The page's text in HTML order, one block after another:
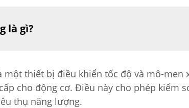
là gì?
một thiết bị điều khiển tốc độ và mô-men
cho động cơ. Điều này cho phép kiểm
thụ năng lượng.